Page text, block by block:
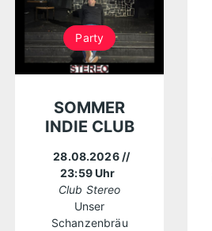
Party
SOMMER
INDIE CLUB
28.08.2026 //
23:59 Uhr
Club Stereo
Unser
Schanzenbräu